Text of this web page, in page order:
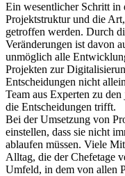
Ein wesentlicher Schritt in
Projektstruktur und die
getroffen werden. Durch
Veränderungen ist davon
unmöglich alle
Projekten zur
Entscheidungen nicht
Team aus Experten zu
die Entscheidungen trifft.
Bei der Umsetzung von
einstellen, dass sie nicht
ablaufen müssen. Viele
Alltag, die der Chefetage
Umfeld, in dem von allen